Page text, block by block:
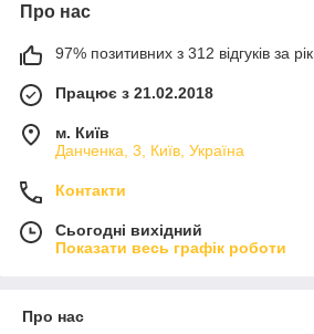
Про нас
97% позитивних з 312 відгуків за рік
Працює з 21.02.2018
м. Київ
Данченка, 3, Київ, Україна
Контакти
Сьогодні вихідний
Показати весь графік роботи
Про нас